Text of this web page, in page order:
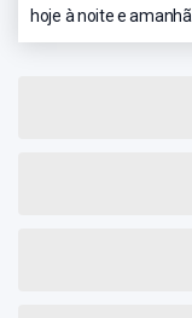
hoje à noite e amanhã.